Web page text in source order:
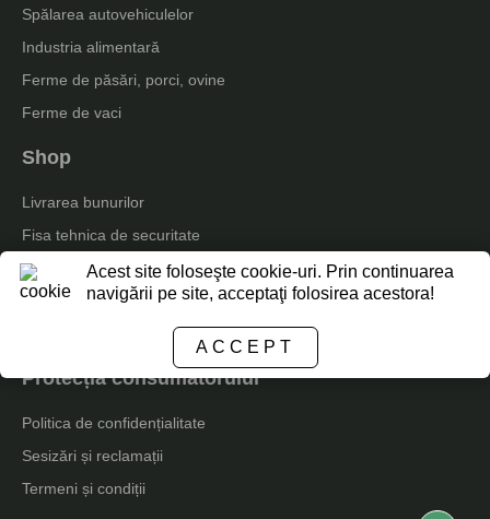
Spălarea autovehiculelor
Industria alimentară
Ferme de păsări, porci, ovine
Ferme de vaci
Shop
Livrarea bunurilor
Fisa tehnica de securitate
Facturare și plată
Garanția calității: 100% drept de retur
Protecția consumatorului
Politica de confidențialitate
Sesizări și reclamații
Termeni și condiții
Acest site foloseşte cookie-uri. Prin continuarea
navigării pe site, acceptaţi folosirea acestora!
ACCEPT